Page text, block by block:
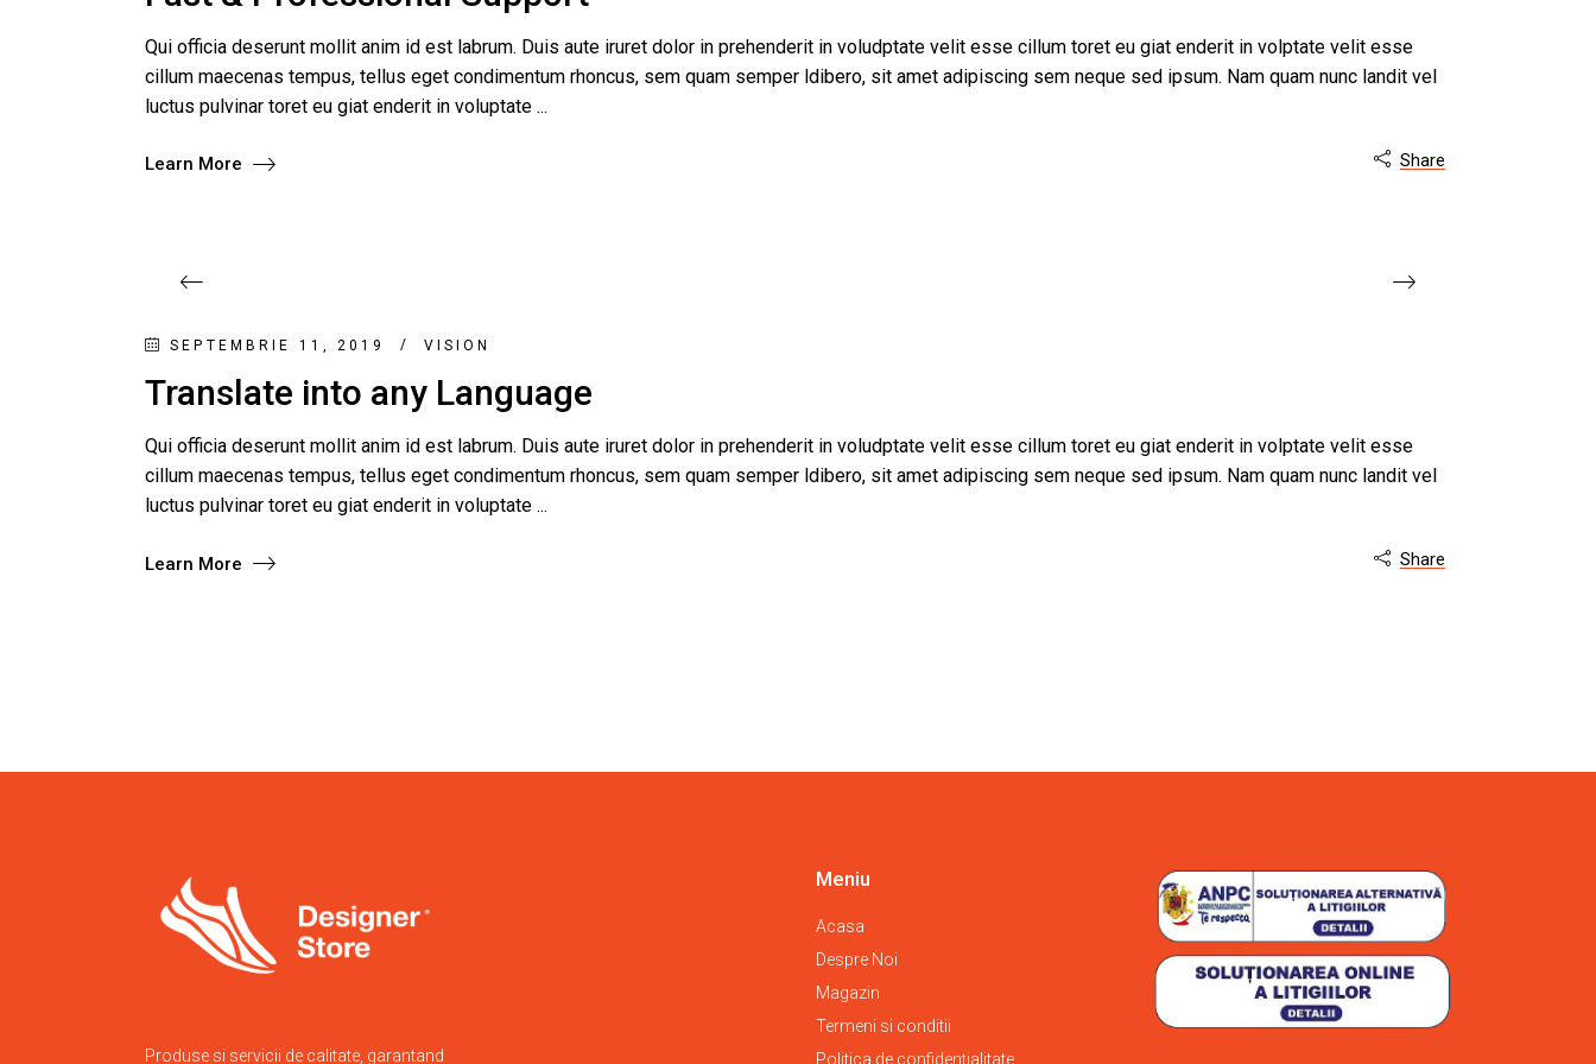
Qui officia deserunt mollit anim id est labrum. Duis aute iruret dolor in prehenderit in voludptate velit esse cillum toret eu giat enderit in volptate velit esse
cillum maecenas tempus, tellus eget condimentum rhoncus, sem quam semper ldibero, sit amet adipiscing sem neque sed ipsum. Nam quam nunc landit vel
luctus pulvinar toret eu giat enderit in voluptate
Learn More  Share
SEPTEMBRIE 11, 2019 VISION
Translate into any Language
Qui officia deserunt mollit anim id est labrum. Duis aute iruret dolor in prehenderit in voludptate velit esse cillum toret eu giat enderit in volptate velit esse
cillum maecenas tempus, tellus eget condimentum rhoncus, sem quam semper ldibero, sit amet adipiscing sem neque sed ipsum. Nam quam nunc landit vel
luctus pulvinar toret eu giat enderit in voluptate
Learn More  Share
Produse si servicii de calitate, garantand
Meniu
Acasa
Despre Noi
Magazin
Termeni si conditii
Politica de confidentialitate